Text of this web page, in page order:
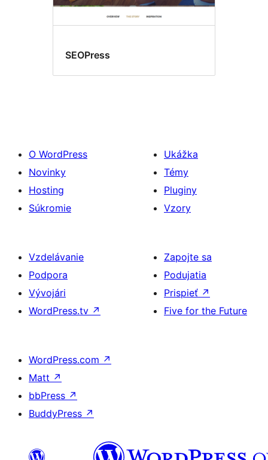
SEOPress
O WordPress
Novinky
Hosting
Súkromie
Ukážka
Témy
Pluginy
Vzory
Vzdelávanie
Podpora
Vývojári
WordPress.tv ↗
Zapojte sa
Podujatia
Prispieť ↗
Five for the Future
WordPress.com ↗
Matt ↗
bbPress ↗
BuddyPress ↗